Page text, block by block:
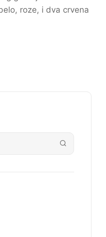
roze, i dva crvena